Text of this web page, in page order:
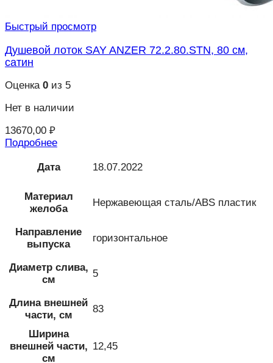
Быстрый просмотр
Душевой лоток SAY ANZER 72.2.80.STN, 80 см,
сатин
Оценка 0 из 5
Нет в наличии
13670,00 ₽
Подробнее
Дата 18.07.2022
Материал
желоба
Нержавеющая сталь/ABS пластик
Направление
выпуска
горизонтальное
Диаметр слива,
см
5
Длина внешней
части, см
83
Ширина
внешней части,
см
12,45